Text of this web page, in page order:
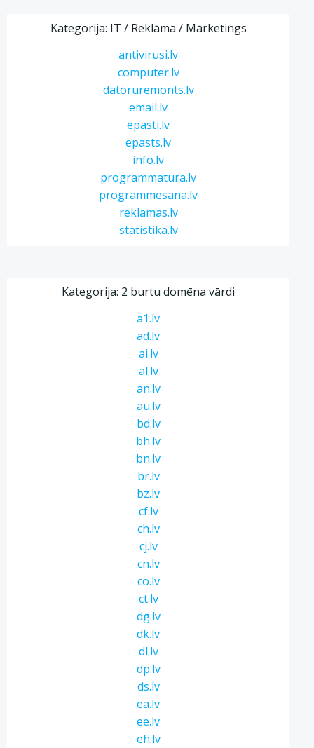
Kategorija: IT / Reklāma / Mārketings
antivirusi.lv
computer.lv
datoruremonts.lv
email.lv
epasti.lv
epasts.lv
info.lv
programmatura.lv
programmesana.lv
reklamas.lv
statistika.lv
Kategorija: 2 burtu domēna vārdi
a1.lv
ad.lv
ai.lv
al.lv
an.lv
au.lv
bd.lv
bh.lv
bn.lv
br.lv
bz.lv
cf.lv
ch.lv
cj.lv
cn.lv
co.lv
ct.lv
dg.lv
dk.lv
dl.lv
dp.lv
ds.lv
ea.lv
ee.lv
eh.lv